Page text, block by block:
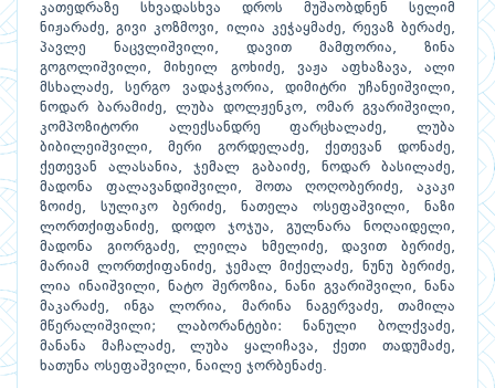
კათედრაზე სხვადასხვა დროს მუშაობდნენ სელიმ
ნიჟარაძე, გივი კოზმოვი, ილია კეჭაყმაძე, რევაზ ბერაძე,
პავლე ნაცვლიშვილი, დავით მამფორია, ზინა
გოგოლიშვილი, მიხეილ გოხიძე, ვაჟა აფხაზავა, ალი
მსხალაძე, სერგო ვადაჭკორია, დიმიტრი უჩანეიშვილი,
ნოდარ ბარამიძე, ლუბა დოლჟენკო, ომარ გვარიშვილი,
კომპოზიტორი ალექსანდრე ფარცხალაძე, ლუბა
ბიბილეიშვილი, მერი გორდელაძე, ქეთევან დონაძე,
ქეთევან ალასანია, ჯემალ გაბაიძე, ნოდარ ბასილაძე,
მადონა ფალავანდიშვილი, შოთა ღოღობერიძე, აკაკი
ზოიძე, სულიკო ბერიძე, ნათელა ოსეფაშვილი, ნაზი
ლორთქიფანიძე, დოდო ჯოჯუა, გულნარა ნოღაიდელი,
მადონა გიორგაძე, ლეილა ხმელიძე, დავით ბერიძე,
მარიამ ლორთქიფანიძე, ჯემალ მიქელაძე, ნუნუ ბერიძე,
ლია ინაიშვილი, ნატო შეროზია, ნანი გვარიშვილი, ნანა
მაკარაძე, ინგა ლორია, მარინა ნაგერვაძე, თამილა
მწერალიშვილი; ლაბორანტები: ნანული ბოლქვაძე,
მანანა მაჩალაძე, ლუბა ყალიჩავა, ქეთი თადუმაძე,
ხათუნა ოსეფაშვილი, ნაილე ჯორბენაძე.